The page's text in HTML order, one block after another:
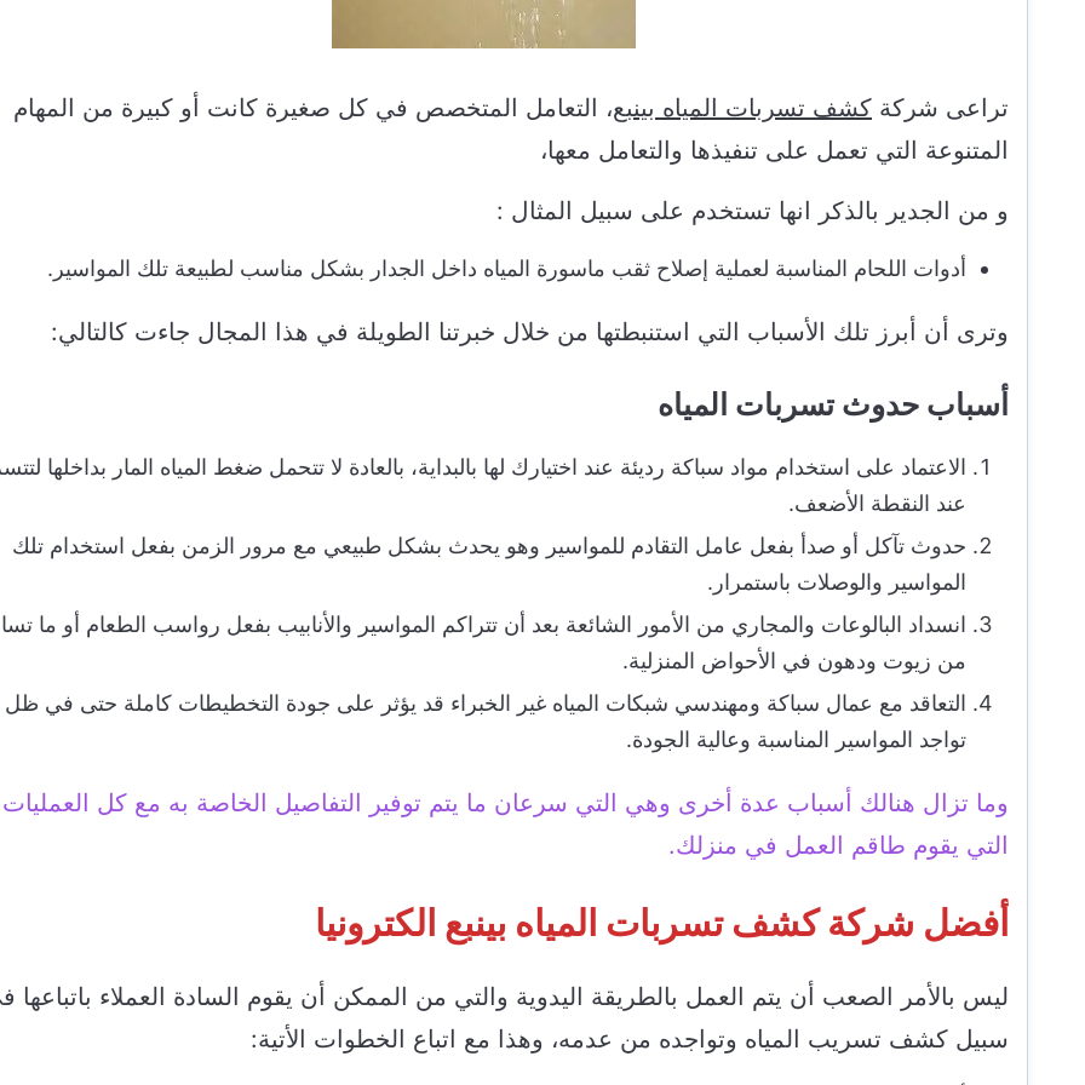
تراعى شركة كشف تسربات المياه بينبع، التعامل المتخصص في كل صغيرة كانت أو كبيرة من المهام
المتنوعة التي تعمل على تنفيذها والتعامل معها،
و من الجدير بالذكر انها تستخدم على سبيل المثال :
أدوات اللحام المناسبة لعملية إصلاح ثقب ماسورة المياه داخل الجدار بشكل مناسب لطبيعة تلك المواسير.
وترى أن أبرز تلك الأسباب التي استنبطتها من خلال خبرتنا الطويلة في هذا المجال جاءت كالتالي:
أسباب حدوث تسربات المياه
الاعتماد على استخدام مواد سباكة رديئة عند اختيارك لها بالبداية، بالعادة لا تتحمل ضغط المياه المار بداخلها
عند النقطة الأضعف.
حدوث تآكل أو صدأ بفعل عامل التقادم للمواسير وهو يحدث بشكل طبيعي مع مرور الزمن بفعل استخدام تلك
المواسير والوصلات باستمرار.
انسداد البالوعات والمجاري من الأمور الشائعة بعد أن تتراكم المواسير والأنابيب بفعل رواسب الطعام أو ما
من زيوت ودهون في الأحواض المنزلية.
التعاقد مع عمال سباكة ومهندسي شبكات المياه غير الخبراء قد يؤثر على جودة التخطيطات كاملة حتى في ظل
تواجد المواسير المناسبة وعالية الجودة.
وما تزال هنالك أسباب عدة أخرى وهي التي سرعان ما يتم توفير التفاصيل الخاصة به مع كل العمليات
التي يقوم طاقم العمل في منزلك.
أفضل شركة كشف تسربات المياه بينبع الكترونيا
ليس بالأمر الصعب أن يتم العمل بالطريقة اليدوية والتي من الممكن أن يقوم السادة العملاء باتباعها
سبيل كشف تسريب المياه وتواجده من عدمه، وهذا مع اتباع الخطوات الأتية: